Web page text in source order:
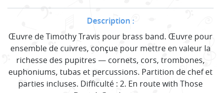
Description :
Œuvre de Timothy Travis pour brass band. Œuvre pour
ensemble de cuivres, conçue pour mettre en valeur la
richesse des pupitres — cornets, cors, trombones,
euphoniums, tubas et percussions. Partition de chef et
parties incluses. Difficulté : 2. En route with Those